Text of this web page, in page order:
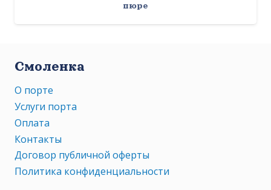
пюре
Смоленка
О порте
Услуги порта
Оплата
Контакты
Договор публичной оферты
Политика конфиденциальности